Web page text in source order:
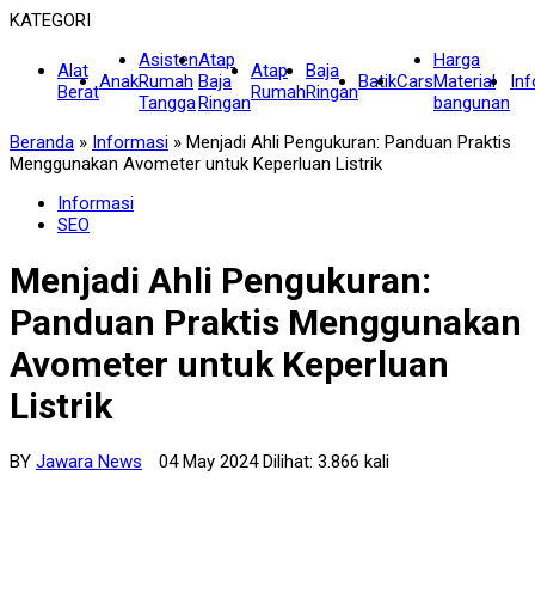
KATEGORI
Alat
BeratAnak
Asisten
Rumah
Tangga
Atap
Baja
Ringan
Atap
Rumah
Baja
RinganBatikCars
Harga
Material
bangunan
Beranda » Informasi » Menjadi Ahli Pengukuran: Panduan Praktis
Menggunakan Avometer untuk Keperluan Listrik
Informasi
SEO
Menjadi Ahli Pengukuran:
Panduan Praktis Menggunakan
Avometer untuk Keperluan
Listrik
BY Jawara News 04 May 2024 Dilihat: 3.866 kali